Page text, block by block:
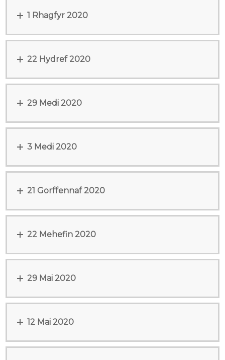
1 Rhagfyr 2020
22 Hydref 2020
29 Medi 2020
3 Medi 2020
21 Gorffennaf 2020
22 Mehefin 2020
29 Mai 2020
12 Mai 2020